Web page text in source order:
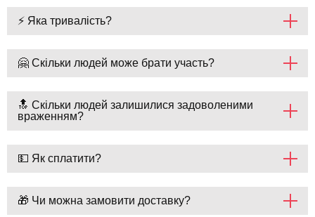
⚡ Яка тривалість?
🤗 Скільки людей може брати участь?
🔝 Скільки людей залишилися задоволеними
враженням?
💵 Як сплатити?
🎁 Чи можна замовити доставку?